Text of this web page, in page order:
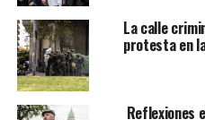
La calle
protesta en
Reflexiones